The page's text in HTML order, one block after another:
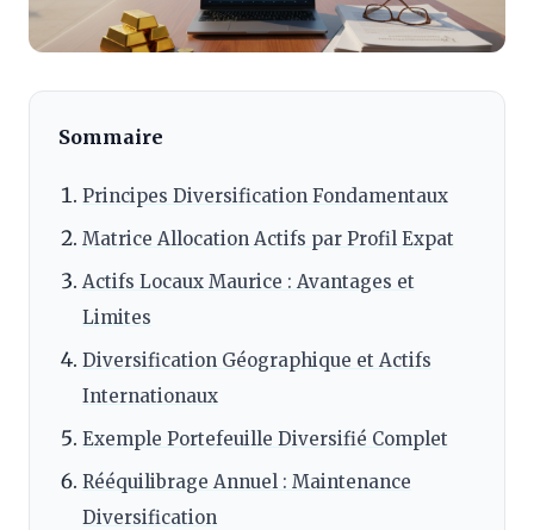
Sommaire
Principes Diversification Fondamentaux
Matrice Allocation Actifs par Profil Expat
Actifs Locaux Maurice : Avantages et
Limites
Diversification Géographique et Actifs
Internationaux
Exemple Portefeuille Diversifié Complet
Rééquilibrage Annuel : Maintenance
Diversification